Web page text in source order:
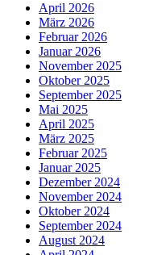
April 2026
März 2026
Februar 2026
Januar 2026
November 2025
Oktober 2025
September 2025
Mai 2025
April 2025
März 2025
Februar 2025
Januar 2025
Dezember 2024
November 2024
Oktober 2024
September 2024
August 2024